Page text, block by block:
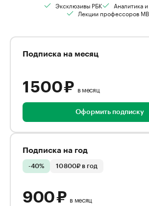
Эксклюзивы РБК
Аналитика
Лекции профессоров
Подписка на месяц
1 500 ₽ в месяц
Оформить подписку
Подписка на год
-40% 10 800₽ в год
900 ₽ в месяц